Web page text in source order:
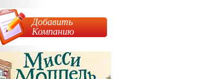
Добавить
Компанию